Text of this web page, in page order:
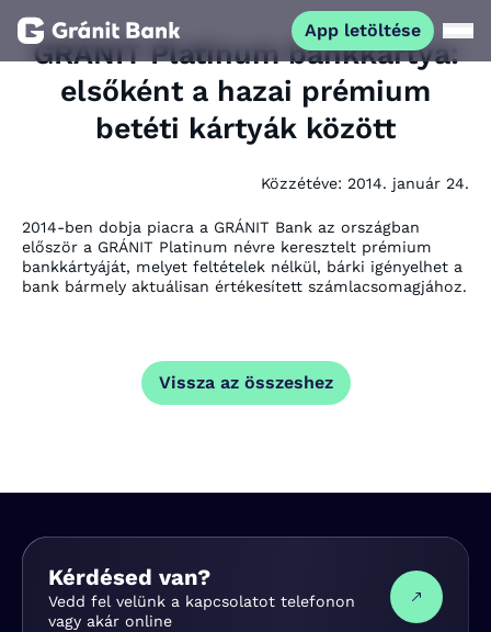
App letöltése
Magánszemélyeknek
Fiataloknak
Befektetőknek
GRÁNIT Platinum bankkártya:
elsőként a hazai prémium
betéti kártyák között
Közzétéve: 2014. január 24.
2014-ben dobja piacra a GRÁNIT Bank az országban
először a GRÁNIT Platinum névre keresztelt prémium
bankkártyáját, melyet feltételek nélkül, bárki igényelhet a
bank bármely aktuálisan értékesített számlacsomagjához.
Vissza az összeshez
Kérdésed van?
Vedd fel velünk a kapcsolatot telefonon
vagy akár online